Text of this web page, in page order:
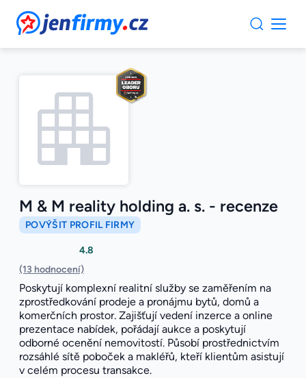
JenFirmy.cz
M & M reality holding a. s. - recenze
POVÝŠIT PROFIL FIRMY
4.8
(13 hodnocení)
Poskytují komplexní realitní služby se zaměřením na
zprostředkování prodeje a pronájmu bytů, domů a
komerčních prostor. Zajišťují vedení inzerce a online
prezentace nabídek, pořádají aukce a poskytují
odborné ocenění nemovitostí. Působí prostřednictvím
rozsáhlé sítě poboček a makléřů, kteří klientům asistují
v celém procesu transakce.